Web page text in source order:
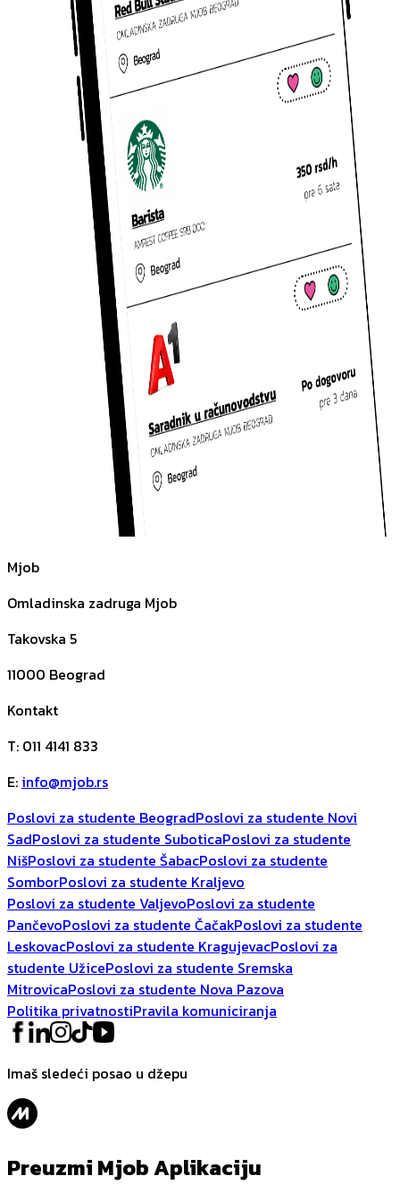
Mjob
Omladinska zadruga Mjob
Takovska 5
11000 Beograd
Kontakt
T: 011 4141 833
E: info@mjob.rs
Poslovi za studente BeogradPoslovi za studente Novi
SadPoslovi za studente SuboticaPoslovi za studente
NišPoslovi za studente ŠabacPoslovi za studente
SomborPoslovi za studente Kraljevo
Poslovi za studente ValjevoPoslovi za studente
PančevoPoslovi za studente ČačakPoslovi za studente
LeskovacPoslovi za studente KragujevacPoslovi za
studente UžicePoslovi za studente Sremska
MitrovicaPoslovi za studente Nova Pazova
Politika privatnostiPravila komuniciranja
Imaš sledeći posao u džepu
Preuzmi Mjob Aplikaciju